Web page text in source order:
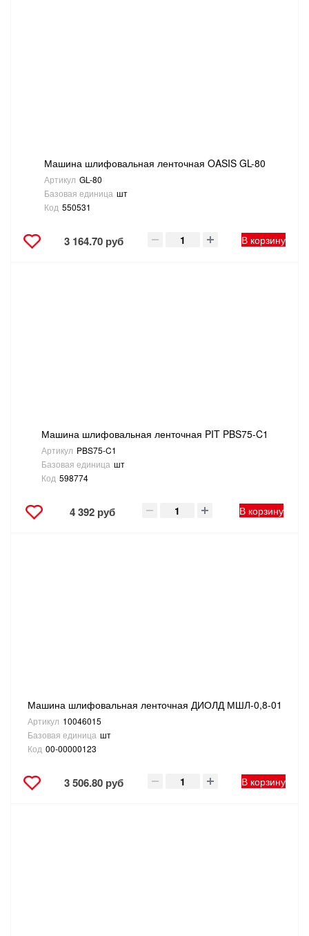
Машина шлифовальная ленточная OASIS GL-80
Артикул GL-80
Базовая единица шт
Код 550531
3 164.70 руб В корзину
Машина шлифовальная ленточная PIT PBS75-C1
Артикул PBS75-C1
Базовая единица шт
Код 598774
4 392 руб В корзину
Машина шлифовальная ленточная ДИОЛД МШЛ-0,8-01
Артикул 10046015
Базовая единица шт
Код 00-00000123
3 506.80 руб В корзину